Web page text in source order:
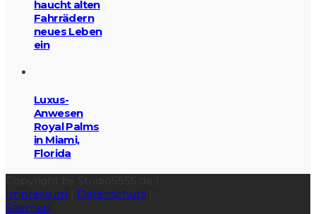
haucht alten
Fahrrädern
neues Leben
ein
Luxus-
Anwesen
Royal Palms
in Miami,
Florida
Impressum
Datenschutz
Sitemap